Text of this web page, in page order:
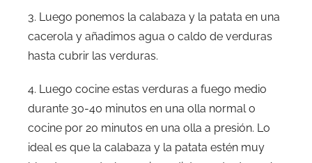
3. Luego ponemos la calabaza y la patata en una
cacerola y añadimos agua o caldo de verduras
hasta cubrir las verduras.
4. Luego cocine estas verduras a fuego medio
durante 30-40 minutos en una olla normal o
cocine por 20 minutos en una olla a presión. Lo
ideal es que la calabaza y la patata estén muy